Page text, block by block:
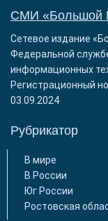
СМИ «Большой
Сетевое издание
Федеральной
информационных
Регистрационный
03.09.2024
Рубрикатор
В мире
В России
Юг России
Ростовская